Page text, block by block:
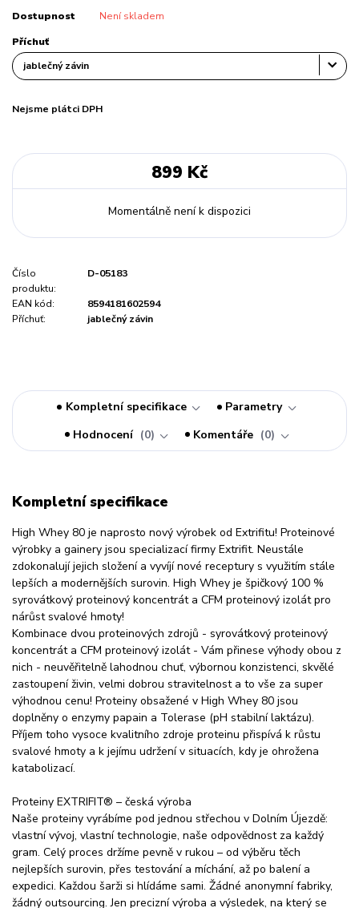
Dostupnost Není skladem
Příchuť
Nejsme plátci DPH
899 Kč
Momentálně není k dispozici
Číslo
produktu:
D-05183
EAN kód:
8594181602594
Příchuť:
jablečný závin
Kompletní specifikace
Parametry
Hodnocení
0 Komentáře 0
Kompletní specifikace
High Whey 80 je naprosto nový výrobek od Extrifitu! Proteinové
výrobky a gainery jsou specializací firmy Extrifit. Neustále
zdokonalují jejich složení a vyvíjí nové receptury s využitím stále
lepších a modernějších surovin. High Whey je špičkový 100 %
syrovátkový proteinový koncentrát a CFM proteinový izolát pro
nárůst svalové hmoty!
Kombinace dvou proteinových zdrojů - syrovátkový proteinový
koncentrát a CFM proteinový izolát - Vám přinese výhody obou z
nich - neuvěřitelně lahodnou chuť, výbornou konzistenci, skvělé
zastoupení živin, velmi dobrou stravitelnost a to vše za super
výhodnou cenu! Proteiny obsažené v High Whey 80 jsou
doplněny o enzymy papain a Tolerase (pH stabilní laktázu).
Příjem toho vysoce kvalitního zdroje proteinu přispívá k růstu
svalové hmoty a k jejímu udržení v situacích, kdy je ohrožena
katabolizací.
Proteiny EXTRIFIT® – česká výroba
Naše proteiny vyrábíme pod jednou střechou v Dolním Újezdě:
vlastní vývoj, vlastní technologie, naše odpovědnost za každý
gram. Celý proces držíme pevně v rukou – od výběru těch
nejlepších surovin, přes testování a míchání, až po balení a
expedici. Každou šarži si hlídáme sami. Žádné anonymní fabriky,
žádný outsourcing. Jen precizní výroba a výsledek, na který se